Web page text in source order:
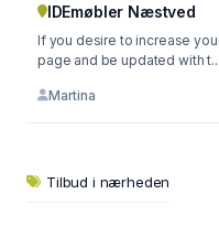
IDEmøbler Næstved
If you desire to increase
page and be updated with t...
Martina
Tilbud i nærheden